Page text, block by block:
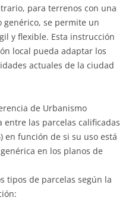
para terrenos con una
se permite un
y flexible. Esta instrucción
local pueda adaptar los
actuales de la ciudad
de Urbanismo
las parcelas calificadas
en función de si su uso está
en los planos de
tipos de parcelas según la